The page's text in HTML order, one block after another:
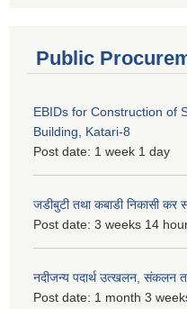
Public
EBIDs for Construction of
Building, Katari-8
Post date: 1 week 1 day
जडीबुटी तथा कबाडी निकासी कर
Post date: 3 weeks 14
नदीजन्य पदार्थ उत्खलन, संकलन
Post date: 1 month 3